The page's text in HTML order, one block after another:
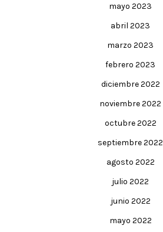
mayo 2023
abril 2023
marzo 2023
febrero 2023
diciembre 2022
noviembre 2022
octubre 2022
septiembre 2022
agosto 2022
julio 2022
junio 2022
mayo 2022